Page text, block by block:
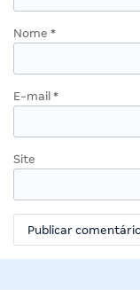
Nome *
E-mail *
Site